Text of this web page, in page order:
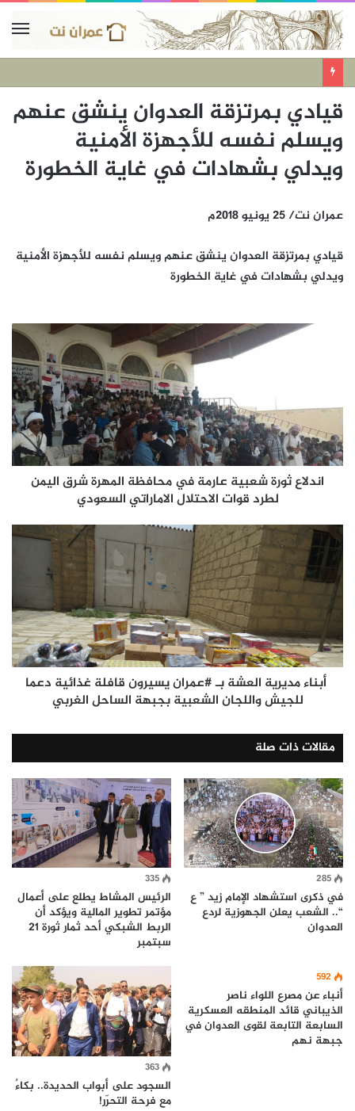
قيادي بمرتزقة العدوان ينشق عنهم
ويسلم نفسه للأجهزة الأمنية
ويدلي بشهادات في غاية الخطورة
عمران نت/ 25 يونيو 2018م
قيادي بمرتزقة العدوان ينشق عنهم ويسلم نفسه للأجهزة الأمنية
ويدلي بشهادات في غاية الخطورة
اندلاع ثورة شعبية عارمة في محافظة المهرة شرق اليمن
لطرد قوات الاحتلال الاماراتي السعودي
أبناء مديرية العشة بـ #عمران يسيرون قافلة غذائية دعما
للجيش واللجان الشعبية بجبهة الساحل الغربي
مقالات ذات صلة
285
في ذكرى استشهاد الإمام زيد ” ع
“.. الشعب يعلن الجهوزية لردع
العدوان
335
الرئيس المشاط يطلع على أعمال
مؤتمر تطوير المالية ويؤكد أن
الربط الشبكي أحد ثمار ثورة 21
سبتمبر
592
أنباء عن مصرع اللواء ناصر
الذيباني قائد المنطقه العسكرية
السابعة التابعة لقوى العدوان في
جبهة نهم
363
السجود على أبواب الحديدة.. بكاءٌ
مع فرحة التحرّر!